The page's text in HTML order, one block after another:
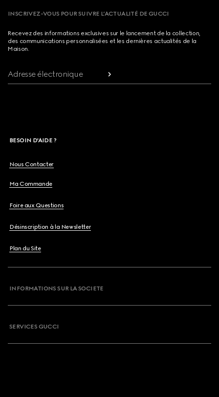
INSCRIVEZ-VOUS POUR SUIVRE L’ACTUALITÉ DE GUCCI
Recevez des informations exclusives sur le lancement de la collection,
des communications personnalisées et les dernières actualités de la
Maison.
Adresse électronique
BESOIN D'AIDE ?
Nous Contacter
Ma Commande
Foire aux Questions
Désinscription à la Newsletter
Plan du Site
INFORMATIONS SUR LA SOCIETE
SERVICES GUCCI